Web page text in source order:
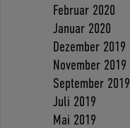
Februar 2020
Januar 2020
Dezember 2019
November 2019
September 2019
Juli 2019
Mai 2019